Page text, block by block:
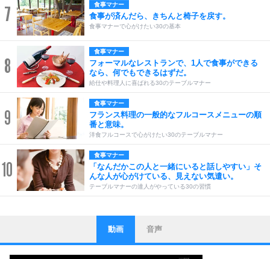
7 食事マナー
食事が済んだら、きちんと椅子を戻す。
食事マナーで心がけたい30の基本
8
食事マナー
フォーマルなレストランで、1人で食事ができる
なら、何でもできるはずだ。
給仕や料理人に喜ばれる30のテーブルマナー
9
食事マナー
フランス料理の一般的なフルコースメニューの順
番と意味。
洋食フルコースで心がけたい30のテーブルマナー
10
食事マナー
「なんだかこの人と一緒にいると話しやすい」そ
んな人が心がけている、見えない気遣い。
テーブルマナーの達人がやっている30の習慣
1
ストレス対策
他人と比べない。
いっそのこと、他人を見ない。
動画 音声